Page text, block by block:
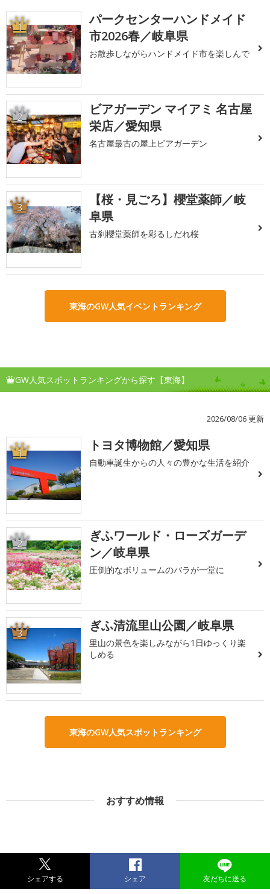
1
パークセンターハンドメイド
市2026春／岐阜県
お散歩しながらハンドメイド市を楽しんで
2
ビアガーデン マイアミ 名古屋
栄店／愛知県
名古屋最古の屋上ビアガーデン
3
【桜・見ごろ】櫻堂薬師／岐
阜県
古刹櫻堂薬師を彩るしだれ桜
東海のGW人気イベントランキング
GW人気スポットランキングから探す【東海】
2026/08/06 更新
1 トヨタ博物館／愛知県
自動車誕生からの人々の豊かな生活を紹介
2
ぎふワールド・ローズガーデ
ン／岐阜県
圧倒的なボリュームのバラが一堂に
3 ぎふ清流里山公園／岐阜県
里山の景色を楽しみながら1日ゆっくり楽
しめる
東海のGW人気スポットランキング
おすすめ情報
シェアする シェア 友だちに送る